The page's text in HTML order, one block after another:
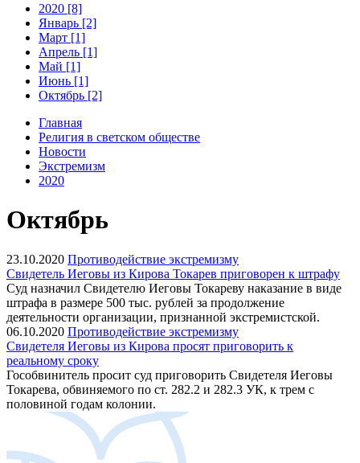
2020 [8]
Январь [2]
Март [1]
Апрель [1]
Май [1]
Июнь [1]
Октябрь [2]
Главная
Религия в светском обществе
Новости
Экстремизм
2020
Октябрь
23.10.2020 Противодействие экстремизму
Свидетель Иеговы из Кирова Токарев приговорен к штрафу
Суд назначил Свидетелю Иеговы Токареву наказание в виде
штрафа в размере 500 тыс. рублей за продолжение
деятельности организации, признанной экстремистской.
06.10.2020 Противодействие экстремизму
Свидетеля Иеговы из Кирова просят приговорить к
реальному сроку
Гособвинитель просит суд приговорить Свидетеля Иеговы
Токарева, обвиняемого по ст. 282.2 и 282.3 УК, к трем с
половиной годам колонии.